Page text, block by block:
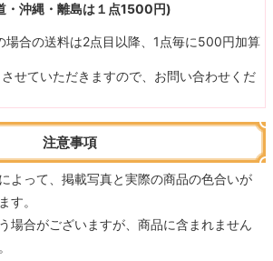
沖縄・離島は１点1500円)
場合の送料は2点目以降、1点毎に500円加算
せていただきますので、お問い合わせくだ
注意事項
よって、掲載写真と実際の商品の色合いが
す。
場合がございますが、商品に含まれません